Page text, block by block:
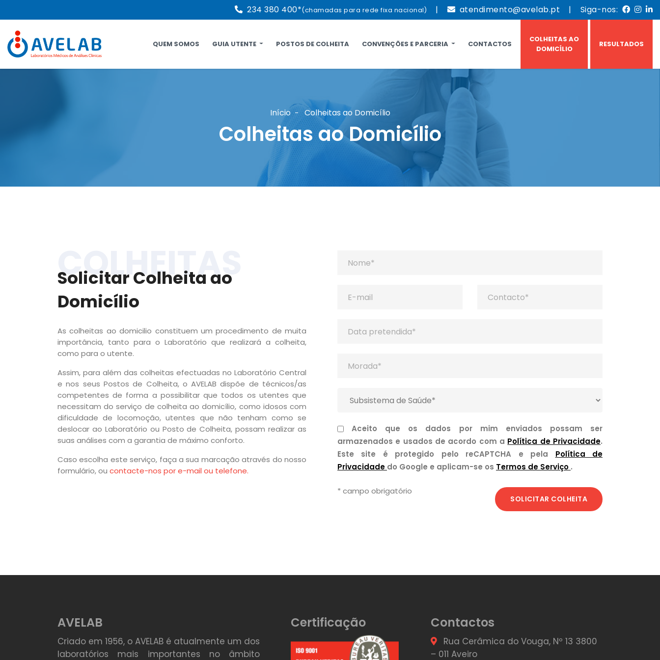
234 380 400*(chamadas para rede fixa nacional) | atendimento@avelab.pt | Siga-nos:
QUEM SOMOS GUIA UTENTE POSTOS DE COLHEITA CONVENÇÕES E PARCERIA CONTACTOS
COLHEITAS AO
DOMICÍLIO
RESULTADOS
Início Colheitas ao Domicílio
Colheitas ao Domicílio
COLHEITAS
Solicitar Colheita ao
Domicílio
As colheitas ao domicilio constituem um procedimento de muita
importância, tanto para o Laboratório que realizará a colheita,
como para o utente.
Assim, para além das colheitas efectuadas no Laboratório Central
e nos seus Postos de Colheita, o AVELAB dispõe de técnicos/as
competentes de forma a possibilitar que todos os utentes que
necessitam do serviço de colheita ao domicílio, como idosos com
dificuldade de locomoção, utentes que não tenham como se
deslocar ao Laboratório ou Posto de Colheita, possam realizar as
suas análises com a garantia de máximo conforto.
Caso escolha este serviço, faça a sua marcação através do nosso
formulário, ou contacte-nos por e-mail ou telefone.
Aceito que os dados por mim enviados possam ser
armazenados e usados de acordo com a Política de Privacidade.
Este site é protegido pelo reCAPTCHA e pela Política de
Privacidade do Google e aplicam-se os Termos de Serviço .
* campo obrigatório
SOLICITAR COLHEITA
AVELAB
Criado em 1956, o AVELAB é atualmente um dos
laboratórios mais importantes no âmbito
Certificação Contactos
Rua Cerâmica do Vouga, Nº 13 3800
– 011 Aveiro